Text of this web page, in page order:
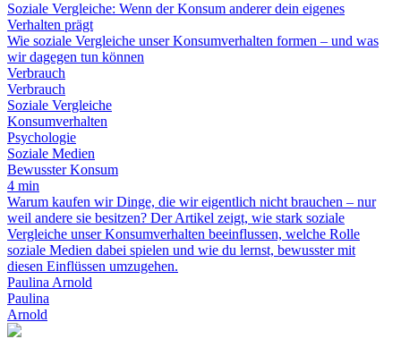
Soziale Vergleiche: Wenn der Konsum anderer dein eigenes
Verhalten prägt
Wie soziale Vergleiche unser Konsumverhalten formen – und was
wir dagegen tun können
Verbrauch
Verbrauch
Soziale Vergleiche
Konsumverhalten
Psychologie
Soziale Medien
Bewusster Konsum
4 min
Warum kaufen wir Dinge, die wir eigentlich nicht brauchen – nur
weil andere sie besitzen? Der Artikel zeigt, wie stark soziale
Vergleiche unser Konsumverhalten beeinflussen, welche Rolle
soziale Medien dabei spielen und wie du lernst, bewusster mit
diesen Einflüssen umzugehen.
Paulina Arnold
Paulina
Arnold